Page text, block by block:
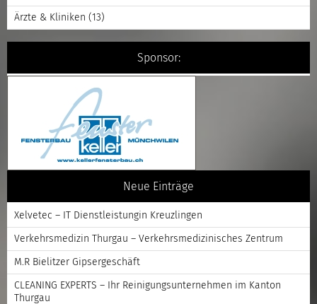
Ärzte & Kliniken (13)
Sponsor:
Neue Einträge
Xelvetec – IT Dienstleistungin Kreuzlingen
Verkehrsmedizin Thurgau – Verkehrsmedizinisches Zentrum
M.R Bielitzer Gipsergeschäft
CLEANING EXPERTS – Ihr Reinigungsunternehmen im Kanton
Thurgau